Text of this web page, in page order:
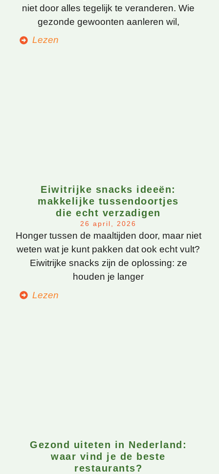
niet door alles tegelijk te veranderen. Wie
gezonde gewoonten aanleren wil,
Lezen
Eiwitrijke snacks ideeën:
makkelijke tussendoortjes
die echt verzadigen
26 april, 2026
Honger tussen de maaltijden door, maar niet
weten wat je kunt pakken dat ook echt vult?
Eiwitrijke snacks zijn de oplossing: ze
houden je langer
Lezen
Gezond uiteten in Nederland:
waar vind je de beste
restaurants?